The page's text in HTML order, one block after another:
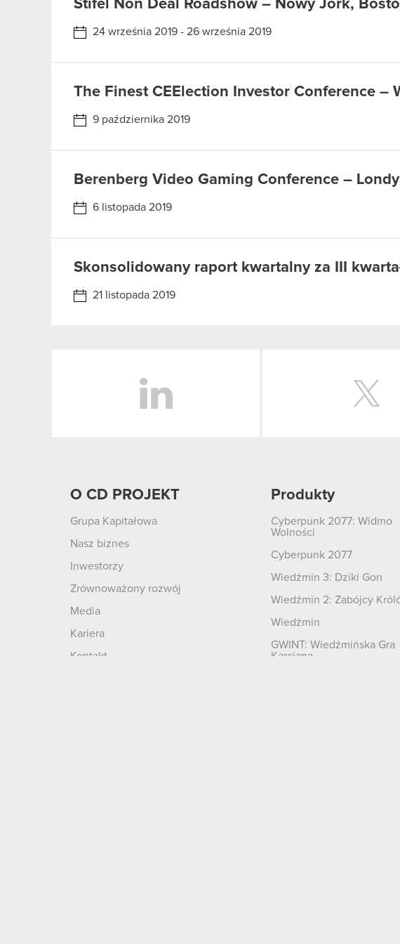
Stifel Non Deal Roadshow – Nowy Jork,
24 września 2019 - 26 września 2019
The Finest CEElection Investor Conference –
9 października 2019
Berenberg Video Gaming Conference –
6 listopada 2019
Skonsolidowany raport kwartalny za III
21 listopada 2019
O CD PROJEKT
Grupa Kapitałowa
Nasz biznes
Inwestorzy
Zrównoważony rozwój
Media
Kariera
Kontakt
Produkty
Cyberpunk 2077: Widmo
Wolności
Cyberpunk 2077
Wiedźmin 3: Dziki Gon
Wiedźmin 2: Zabójcy
Wiedźmin
GWINT: Wiedźmińska Gra
Karciana